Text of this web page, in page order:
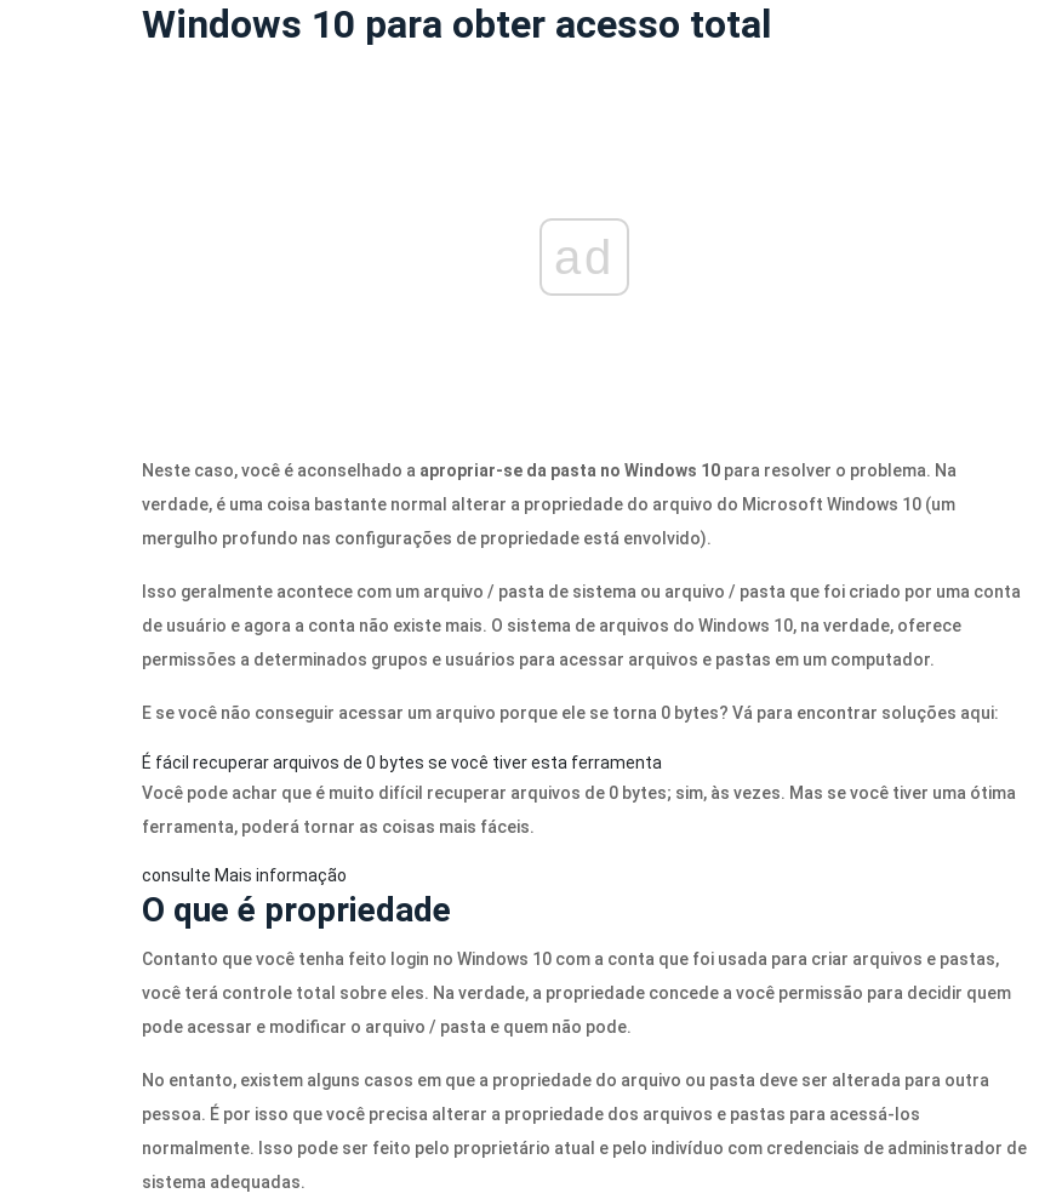
Windows 10 para obter acesso total
ad
Neste caso, você é aconselhado a apropriar-se da pasta no Windows 10 para resolver o problema. Na
verdade, é uma coisa bastante normal alterar a propriedade do arquivo do Microsoft Windows 10 (um
mergulho profundo nas configurações de propriedade está envolvido).
Isso geralmente acontece com um arquivo / pasta de sistema ou arquivo / pasta que foi criado por uma conta
de usuário e agora a conta não existe mais. O sistema de arquivos do Windows 10, na verdade, oferece
permissões a determinados grupos e usuários para acessar arquivos e pastas em um computador.
E se você não conseguir acessar um arquivo porque ele se torna 0 bytes? Vá para encontrar soluções aqui:
É fácil recuperar arquivos de 0 bytes se você tiver esta ferramenta
Você pode achar que é muito difícil recuperar arquivos de 0 bytes; sim, às vezes. Mas se você tiver uma ótima
ferramenta, poderá tornar as coisas mais fáceis.
consulte Mais informação
O que é propriedade
Contanto que você tenha feito login no Windows 10 com a conta que foi usada para criar arquivos e pastas,
você terá controle total sobre eles. Na verdade, a propriedade concede a você permissão para decidir quem
pode acessar e modificar o arquivo / pasta e quem não pode.
No entanto, existem alguns casos em que a propriedade do arquivo ou pasta deve ser alterada para outra
pessoa. É por isso que você precisa alterar a propriedade dos arquivos e pastas para acessá-los
normalmente. Isso pode ser feito pelo proprietário atual e pelo indivíduo com credenciais de administrador de
sistema adequadas.